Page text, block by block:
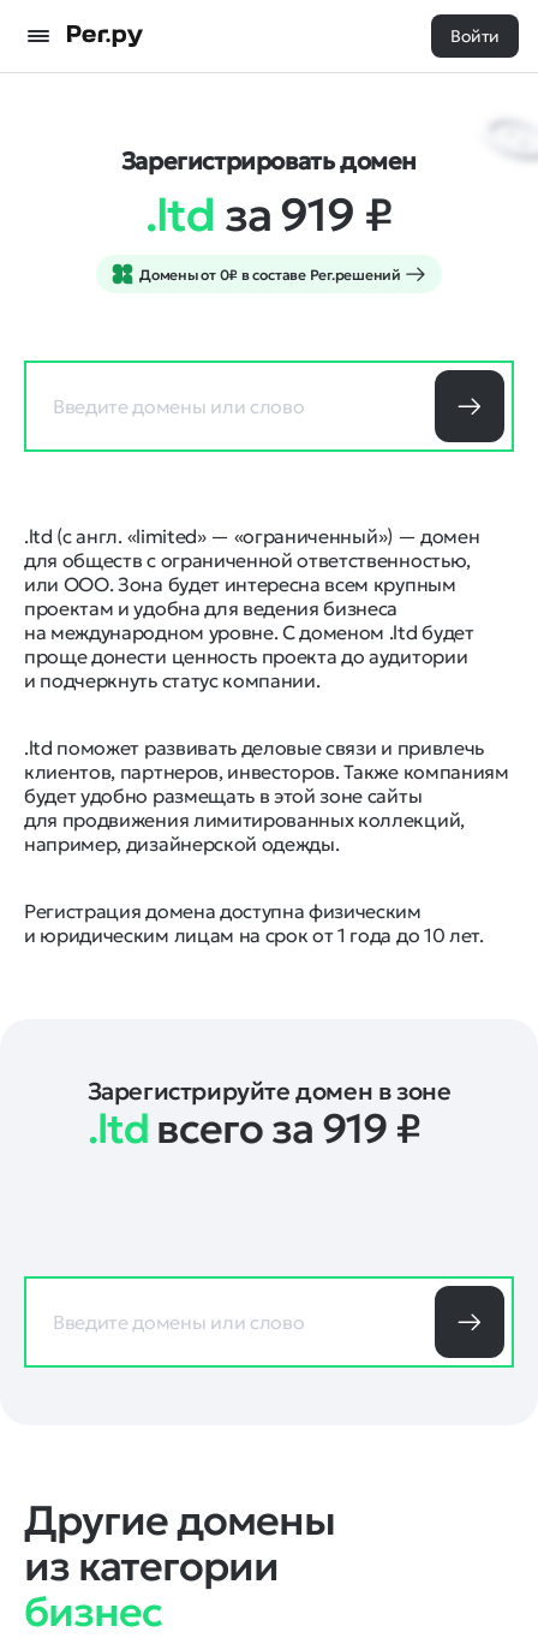
Войти
Зарегистрировать домен
.ltd за 919 ₽
Домены от 0₽ в составе Рег.решений
.ltd (с англ. «limited» — «ограниченный») — домен
для обществ с ограниченной ответственностью,
или ООО. Зона будет интересна всем крупным
проектам и удобна для ведения бизнеса
на международном уровне. С доменом .ltd будет
проще донести ценность проекта до аудитории
и подчеркнуть статус компании.
.ltd поможет развивать деловые связи и привлечь
клиентов, партнеров, инвесторов. Также компаниям
будет удобно размещать в этой зоне сайты
для продвижения лимитированных коллекций,
например, дизайнерской одежды.
Регистрация домена доступна физическим
и юридическим лицам на срок от 1 года до 10 лет.
Зарегистрируйте домен в зоне
.ltd всего за 919 ₽
Другие домены
из категории
бизнес